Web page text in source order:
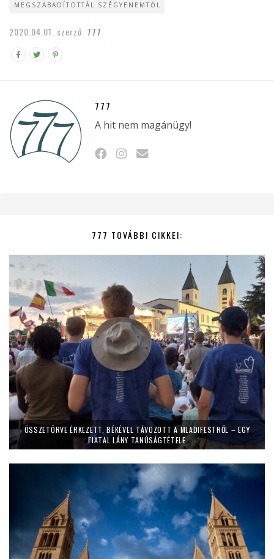
MEGSZABADÍTOTTÁL SZÉGYENEMTŐL
2020.04.01. szerző: 777
777
A hit nem magánügy!
777 TOVÁBBI CIKKEI:
ÖSSZETÖRVE ÉRKEZETT, BÉKÉVEL TÁVOZOTT A MLADIFESTRŐL – EGY
FIATAL LÁNY TANÚSÁGTÉTELE